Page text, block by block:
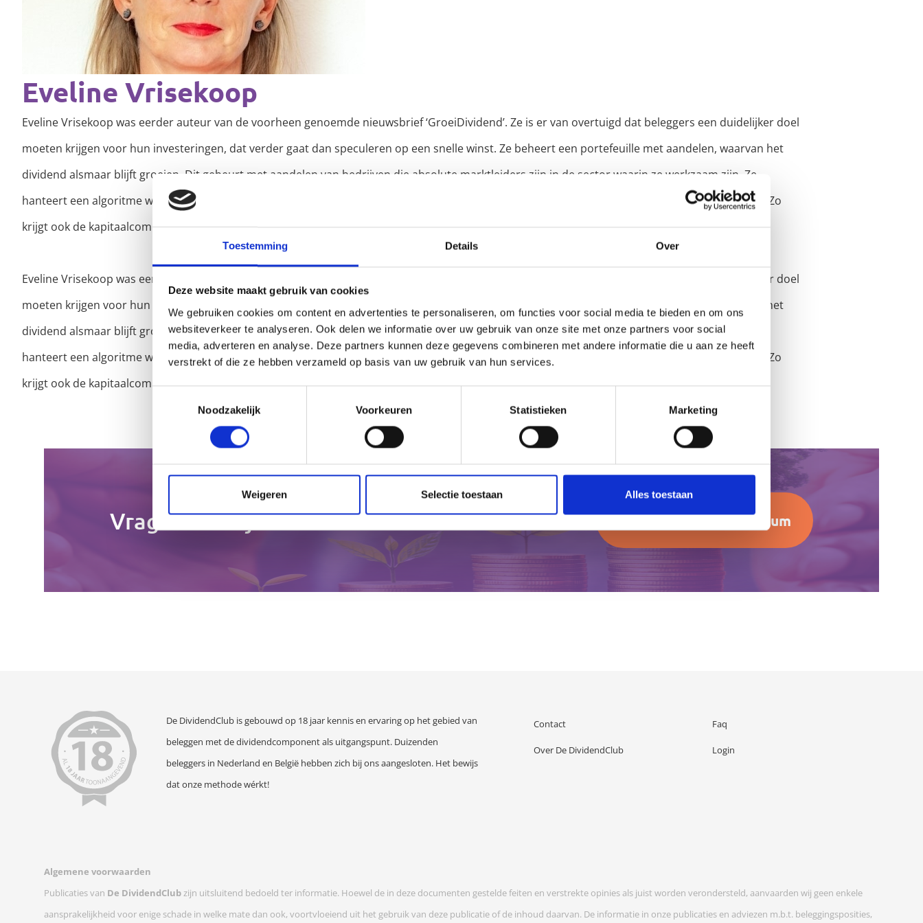
Toestemming Details Over
Deze website maakt gebruik van cookies
We gebruiken cookies om content en advertenties te personaliseren, om functies voor social media te bieden en om ons
websiteverkeer te analyseren. Ook delen we informatie over uw gebruik van onze site met onze partners voor social
media, adverteren en analyse. Deze partners kunnen deze gegevens combineren met andere informatie die u aan ze heeft
verstrekt of die ze hebben verzameld op basis van uw gebruik van hun services.
Noodzakelijk
Voorkeuren Statistieken Marketing
Weigeren Selectie toestaan Alles toestaan
Eveline Vrisekoop
Eveline Vrisekoop was eerder auteur van de voorheen genoemde nieuwsbrief ‘GroeiDividend’. Ze is er van overtuigd dat beleggers een duidelijker doel
moeten krijgen voor hun investeringen, dat verder gaat dan speculeren op een snelle winst. Ze beheert een portefeuille met aandelen, waarvan het
dividend alsmaar blijft groeien. Dit gebeurt met aandelen van bedrijven die absolute marktleiders zijn in de sector waarin ze werkzaam zijn. Ze
hanteert een algoritme waarmee men nog meer met deze groep aandelen kan verdienen door de ideale aan- en verkoopmomenten te bepalen. Zo
krijgt ook de kapitaalcomponent een plaats binnen het dividendbeleggen.
Eveline Vrisekoop was eerder auteur van de voorheen genoemde nieuwsbrief ‘GroeiDividend’. Ze is er van overtuigd dat beleggers een duidelijker doel
moeten krijgen voor hun investeringen, dat verder gaat dan speculeren op een snelle winst. Ze beheert een portefeuille met aandelen, waarvan het
dividend alsmaar blijft groeien. Dit gebeurt met aandelen van bedrijven die absolute marktleiders zijn in de sector waarin ze werkzaam zijn. Ze
hanteert een algoritme waarmee men nog meer met deze groep aandelen kan verdienen door de ideale aan- en verkoopmomenten te bepalen. Zo
krijgt ook de kapitaalcomponent een plaats binnen het dividendbeleggen.
Vragen? Bekijk ons kenniscentrum Bekijk ons kenniscentrum
De DividendClub is gebouwd op 18 jaar kennis en ervaring op het gebied van
beleggen met de dividendcomponent als uitgangspunt. Duizenden
beleggers in Nederland en België hebben zich bij ons aangesloten. Het bewijs
dat onze methode wérkt!
Contact
Over De DividendClub
Faq
Login
Algemene voorwaarden
Publicaties van De DividendClubzijn uitsluitend bedoeld ter informatie. Hoewel de in deze documenten gestelde feiten en verstrekte opinies als juist worden verondersteld, aanvaarden wij geen enkele
aansprakelijkheid voor enige schade in welke mate dan ook, voortvloeiend uit het gebruik van deze publicatie of de inhoud daarvan. De informatie in onze publicaties en adviezen m.b.t. beleggingsposities,